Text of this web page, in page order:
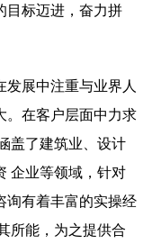
目标迈进，奋力拼
展中注重与业界人
。在客户层面中力求
盖了建筑业、设计
企业等领域，针对
询有着丰富的实操经
所能，为之提供合